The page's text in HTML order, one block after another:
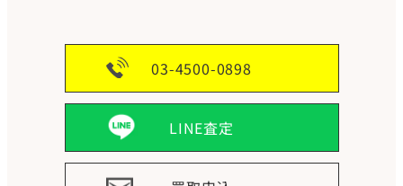
03-4500-0898
LINE査定